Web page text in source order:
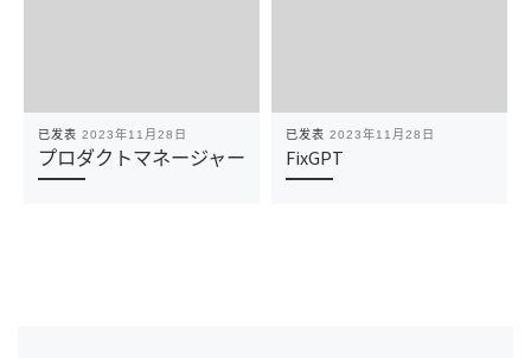
已发表 2023年11月28日
プロダクトマネージャー
已发表 2023年11月28日
FixGPT